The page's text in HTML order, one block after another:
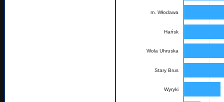
m. Włodawa
Hańsk
Wola Uhruska
Stary Brus
Wyryki